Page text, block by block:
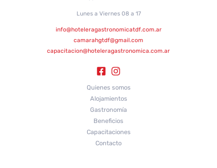
Lunes a Viernes 08 a 17
info@hoteleragastronomicatdf.com.ar
camarahgtdf@gmail.com
capacitacion@hoteleragastronomica.com.ar
Quienes somos
Alojamientos
Gastronomía
Beneficios
Capacitaciones
Contacto